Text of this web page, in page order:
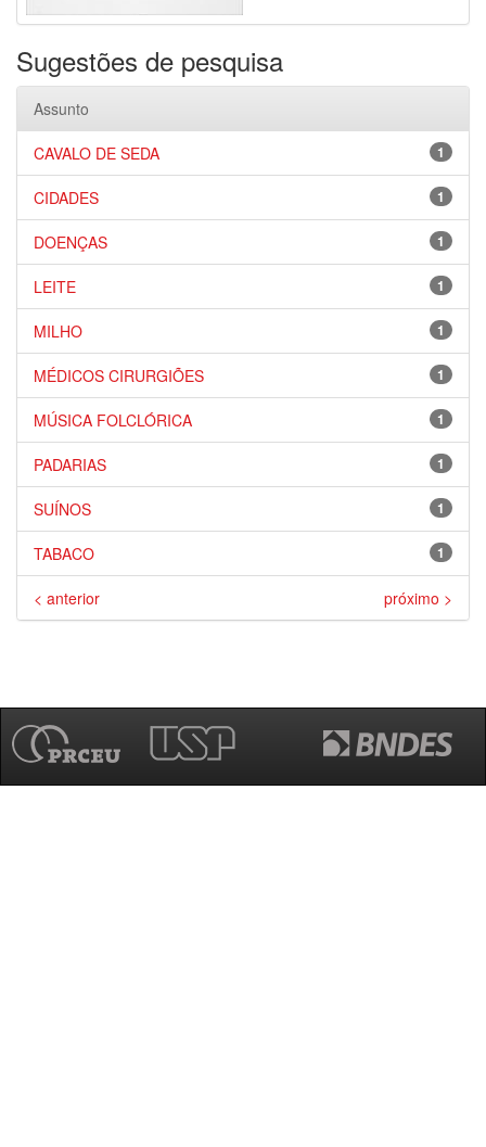
Sugestões de pesquisa
Assunto
1
CAVALO DE SEDA
1
CIDADES
1
DOENÇAS
1
LEITE
1
MILHO
1
MÉDICOS CIRURGIÕES
1
MÚSICA FOLCLÓRICA
1
PADARIAS
1
SUÍNOS
1
TABACO
< anterior próximo >